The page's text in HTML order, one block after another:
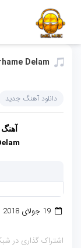
Delam‏
دانلود آهنگ جدید
19 جولای 2018
اشتراک گذاری در